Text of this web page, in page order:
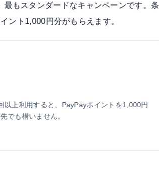
最もスタンダードなキャンペーンです。条
ント1,000円分がもらえます。
以上利用すると、PayPayポイントを1,000円
でも構いません。